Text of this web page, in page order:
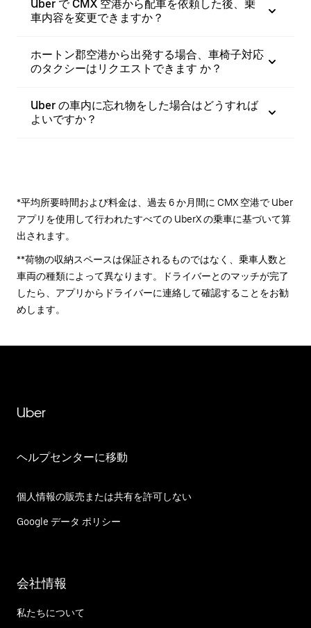
Uber で CMX 空港から配車を依頼した後、乗
車内容を変更できますか？
ホートン郡空港から出発する場合、車椅子対応
のタクシーはリクエストできます か？
Uber の車内に忘れ物をした場合はどうすれば
よいですか？
*平均所要時間および料金は、過去 6 か月間に CMX 空港で Uber
アプリを使用して行われたすべての UberX の乗車に基づいて算
出されます。
**荷物の収納スペースは保証されるものではなく、乗車人数と
車両の種類によって異なります。ドライバーとのマッチが完了
したら、アプリからドライバーに連絡して確認することをお勧
めします。
Uber
ヘルプセンターに移動
個人情報の販売または共有を許可しない
Google データ ポリシー
会社情報
私たちについて